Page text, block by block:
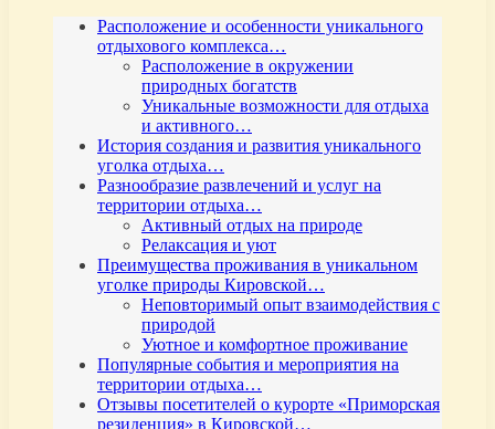
Расположение и особенности уникального
отдыхового комплекса…
Расположение в окружении
природных богатств
Уникальные возможности для отдыха
и активного…
История создания и развития уникального
уголка отдыха…
Разнообразие развлечений и услуг на
территории отдыха…
Активный отдых на природе
Релаксация и уют
Преимущества проживания в уникальном
уголке природы Кировской…
Неповторимый опыт взаимодействия с
природой
Уютное и комфортное проживание
Популярные события и мероприятия на
территории отдыха…
Отзывы посетителей о курорте «Приморская
резиденция» в Кировской…